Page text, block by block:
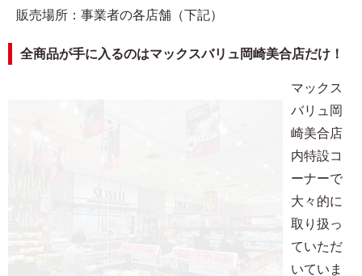
販売場所：事業者の各店舗（下記）
全商品が手に入るのはマックスバリュ岡崎美合店だけ！
マックス
バリュ岡
崎美合店
内特設コ
ーナーで
大々的に
取り扱っ
ていただ
いていま